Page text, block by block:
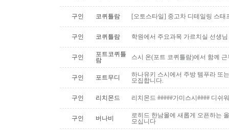
구인 코퀴틀람 [오토스타일] 중고차 디테일링 스태
구인 코퀴틀람 학원에서 주요과목 가르치실 선생
구인
포트코퀴틀
람
스시 온(포트 코퀴틀람)에서 함께
구인 포트무디
하나유키 스시에서 주방 템푸라 또
모집합니다.
구인 리치몬드 리치몬드 #####가미스시#### 디쉬
구인 버나비
로히드 한남몰에 새롭게 오픈하는
모십니다